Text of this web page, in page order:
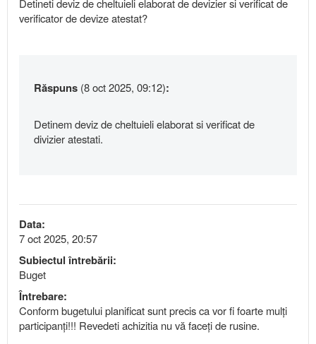
Detineti deviz de cheltuieli elaborat de devizier si verificat de
verificator de devize atestat?
Răspuns (8 oct 2025, 09:12):
Detinem deviz de cheltuieli elaborat si verificat de
divizier atestati.
Data:
7 oct 2025, 20:57
Subiectul întrebării:
Buget
Întrebare:
Conform bugetului planificat sunt precis ca vor fi foarte mulți
participanți!!! Revedeti achizitia nu vă faceți de rusine.